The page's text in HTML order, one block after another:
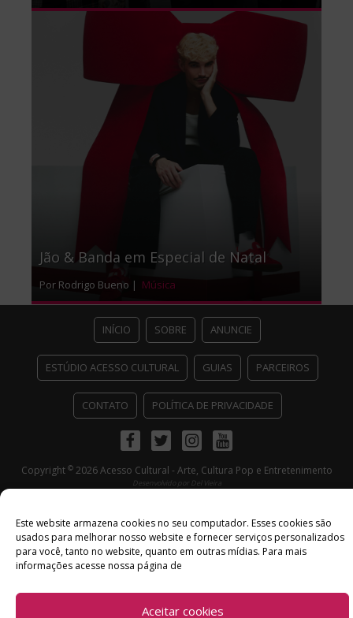
Este website armazena cookies no seu computador. Esses cookies são
usados ​​para melhorar nosso website e fornecer serviços personalizados
para você, tanto no website, quanto em outras mídias. Para mais
informações acesse nossa página de
Aceitar cookies
Jão & Banda em Especial de Natal
Por Rodrigo Bueno | Música
INÍCIO SOBRE ANUNCIE
ESTÚDIO ACESSO CULTURAL GUIAS PARCEIROS
CONTATO POLÍTICA DE PRIVACIDADE
FacebookTwitterInstagramYoutube
Copyright ©2026 Acesso Cultural - Arte, Cultura Pop e Entretenimento
Desenvolvido por Del Vieira